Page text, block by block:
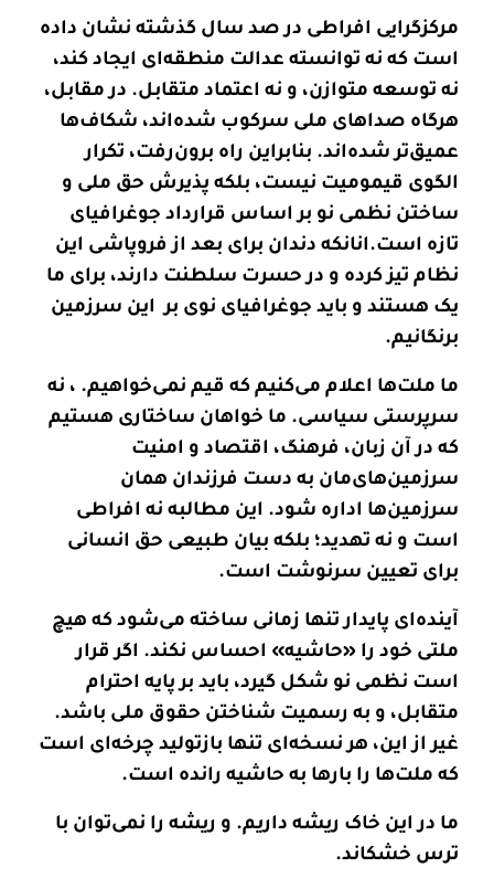
مرکزگرایی افراطی در صد سال گذشته نشان داده
است که نه توانسته عدالت منطقه‌ای ایجاد کند،
نه توسعه متوازن، و نه اعتماد متقابل. در مقابل،
هرگاه صداهای ملی سرکوب شده‌اند، شکاف‌ها
عمیق‌تر شده‌اند. بنابراین راه برون‌رفت، تکرار
الگوی قیمومیت نیست، بلکه پذیرش حق ملی و
ساختن نظمی نو بر اساس قرارداد جوغرافیای
تازه است.انانکە دندان برای بعد از فروپاشی این
نظام تیز کردە و در حسرت سلطنت دارند، برای ما
یک هستند و باید جوغرافیای نوی بر این سرزمین
برنگانیم.
ما ملت‌ها اعلام می‌کنیم که قیم نمی‌خواهیم. ، نه
سرپرستی سیاسی. ما خواهان ساختاری هستیم
که در آن زبان، فرهنگ، اقتصاد و امنیت
سرزمین‌های‌مان به دست فرزندان همان
سرزمین‌ها اداره شود. این مطالبه نه افراطی
است و نه تهدید؛ بلکه بیان طبیعی حق انسانی
برای تعیین سرنوشت است.
آینده‌ای پایدار تنها زمانی ساخته می‌شود که هیچ
ملتی خود را «حاشیه» احساس نکند. اگر قرار
است نظمی نو شکل گیرد، باید بر پایه احترام
متقابل، و به رسمیت شناختن حقوق ملی باشد.
غیر از این، هر نسخه‌ای تنها بازتولید چرخه‌ای است
که ملت‌ها را بارها به حاشیه رانده است.
ما در این خاک ریشه داریم. و ریشه را نمی‌توان با
ترس خشکاند.